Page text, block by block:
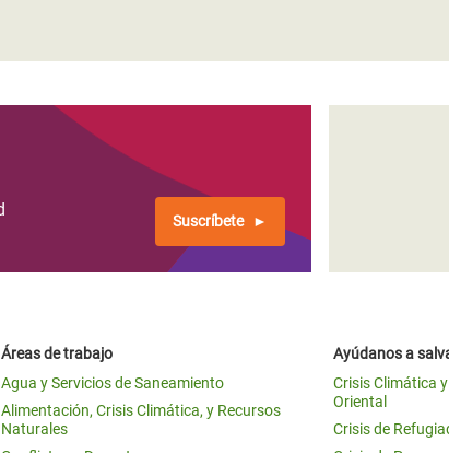
Suscríbete
Áreas de trabajo
Agua y Servicios de Saneamiento
Alimentación, Crisis Climática, y Recursos
Naturales
Ayúdanos a
Crisis Climática
Oriental
Crisis de